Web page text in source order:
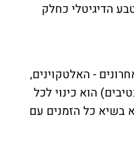
הדיגיטלי כחלק
- האלטקוינים,
הוא כינוי לכל
בשיא כל הזמנים עם